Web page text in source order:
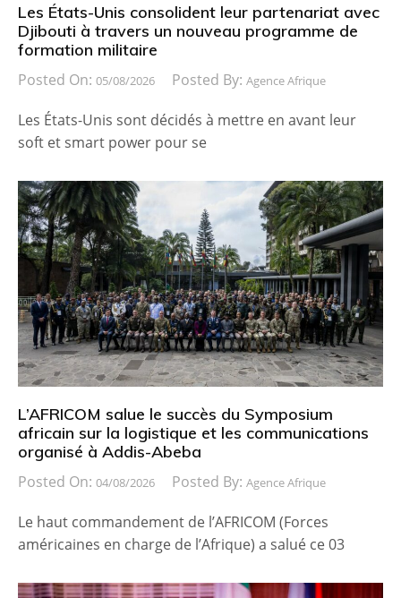
Les États-Unis consolident leur partenariat avec
Djibouti à travers un nouveau programme de
formation militaire
Posted On: 05/08/2026 Posted By: Agence Afrique
Les États-Unis sont décidés à mettre en avant leur
soft et smart power pour se
L’AFRICOM salue le succès du Symposium
africain sur la logistique et les communications
organisé à Addis-Abeba
Posted On: 04/08/2026 Posted By: Agence Afrique
Le haut commandement de l’AFRICOM (Forces
américaines en charge de l’Afrique) a salué ce 03